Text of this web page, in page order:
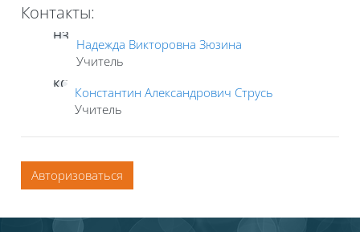
Контакты:
НЗ
Надежда Викторовна Зюзина
Учитель
КС
Константин Александрович Струсь
Учитель
Авторизоваться